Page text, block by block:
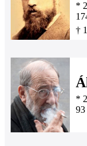
*
†
*
93